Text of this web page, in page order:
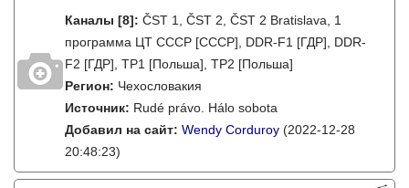
Каналы [8]: ČST 1, ČST 2, ČST 2 Bratislava, 1
программа ЦТ СССР [СССР], DDR-F1 [ГДР], DDR-
F2 [ГДР], TP1 [Польша], TP2 [Польша]
Регион: Чехословакия
Источник: Rudé právo. Hálo sobota
Добавил на сайт: Wendy Corduroy (2022-12-28
20:48:23)